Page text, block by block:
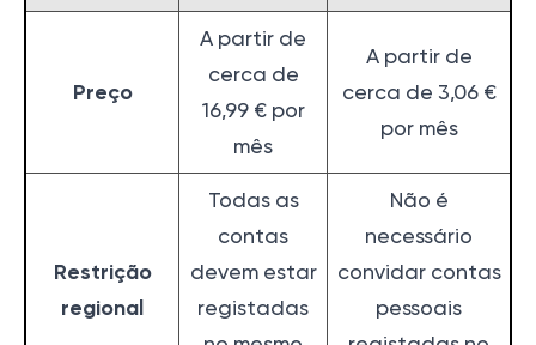
Preço
A partir de
cerca de
16,99 € por
mês
A partir de
cerca de 3,06 €
por mês
Restrição
regional
Todas as
contas
devem estar
registadas
Não é
necessário
convidar contas
pessoais